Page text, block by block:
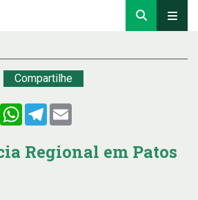
Compartilhe
X WhatsApp
Telegram
Regional em Patos